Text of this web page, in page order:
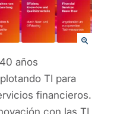
años
TI para
financieros.
con las TI